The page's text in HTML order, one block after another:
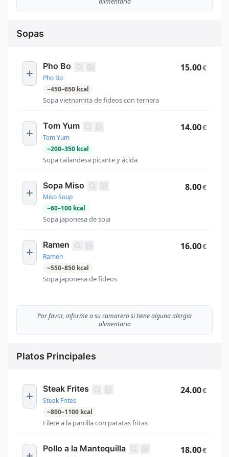
Sopas
Pho Bo
Pho Bo
~450–650 kcal
Sopa vietnamita de fideos con ternera
15.00€
Tom Yum
Tom Yum
~200–350 kcal
Sopa tailandesa picante y ácida
14.00€
Sopa Miso
Miso Soup
~60–100 kcal
Sopa japonesa de soja
8.00€
Ramen
Ramen
~550–850 kcal
Sopa japonesa de fideos
16.00€
Por favor, informe a su camarero si tiene alguna alergia
alimentaria
Platos Principales
Steak Frites
Steak Frites
~800–1100 kcal
Filete a la parrilla con patatas fritas
24.00€
Pollo a la Mantequilla 18.00€